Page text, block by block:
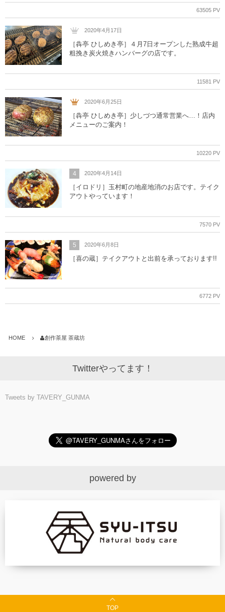
63505 PV
2020年4月17日
［犇亭 ひしめき亭］４月7日オープンした熟成牛超
粗挽き炭火焼きハンバーグの店です。
11581 PV
2020年6月25日
［犇亭 ひしめき亭］少しづつ通常営業へ…！店内
メニューのご案内！
10220 PV
4 2020年4月14日
［イロドリ］玉村町の地産地消のお店です。テイク
アウトやっています！
7570 PV
5 2020年6月8日
［喜の蔵］テイクアウトと出前を承っております!!
6772 PV
HOME 創作茶屋 茶蔵坊
Twitterやってます！
Tweets by TAVERY_GUNMA
powered by
TOP